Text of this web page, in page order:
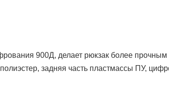
900Д, делает рюкзак более
задняя часть пластмассы ПУ,